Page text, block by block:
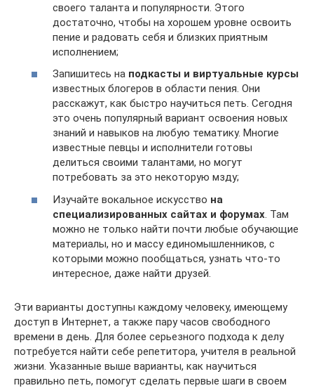
своего таланта и популярности. Этого
достаточно, чтобы на хорошем уровне освоить
пение и радовать себя и близких приятным
исполнением;
Запишитесь на подкасты и виртуальные курсы
известных блогеров в области пения. Они
расскажут, как быстро научиться петь. Сегодня
это очень популярный вариант освоения новых
знаний и навыков на любую тематику. Многие
известные певцы и исполнители готовы
делиться своими талантами, но могут
потребовать за это некоторую мзду;
Изучайте вокальное искусство на
специализированных сайтах и форумах . Там
можно не только найти почти любые обучающие
материалы, но и массу единомышленников, с
которыми можно пообщаться, узнать что-то
интересное, даже найти друзей.
Эти варианты доступны каждому человеку, имеющему
доступ в Интернет, а также пару часов свободного
времени в день. Для более серьезного подхода к делу
потребуется найти себе репетитора, учителя в реальной
жизни. Указанные выше варианты, как научиться
правильно петь, помогут сделать первые шаги в своем